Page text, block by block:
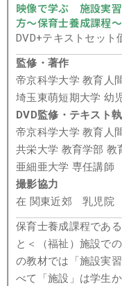
映像で学ぶ 施設実習
方～保育士養成課程
DVD+テキストセッ
監修・著作
帝京科学大学 教育人
埼玉東萌短期大学
DVD監修・テキスト
帝京科学大学 教育人
共栄大学 教育学部
亜細亜大学 専任講
撮影協力
在 関東近郊 乳児院
保育士養成課程であ
と＜（福祉）施設で
の教材では「施設実
べて「施設」は学生